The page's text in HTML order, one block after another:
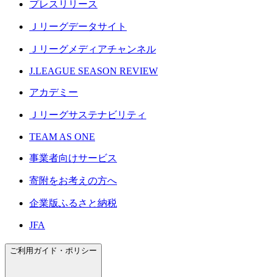
プレスリリース
Ｊリーグデータサイト
Ｊリーグメディアチャンネル
J.LEAGUE SEASON REVIEW
アカデミー
Ｊリーグサステナビリティ
TEAM AS ONE
事業者向けサービス
寄附をお考えの方へ
企業版ふるさと納税
JFA
ご利用ガイド・ポリシー